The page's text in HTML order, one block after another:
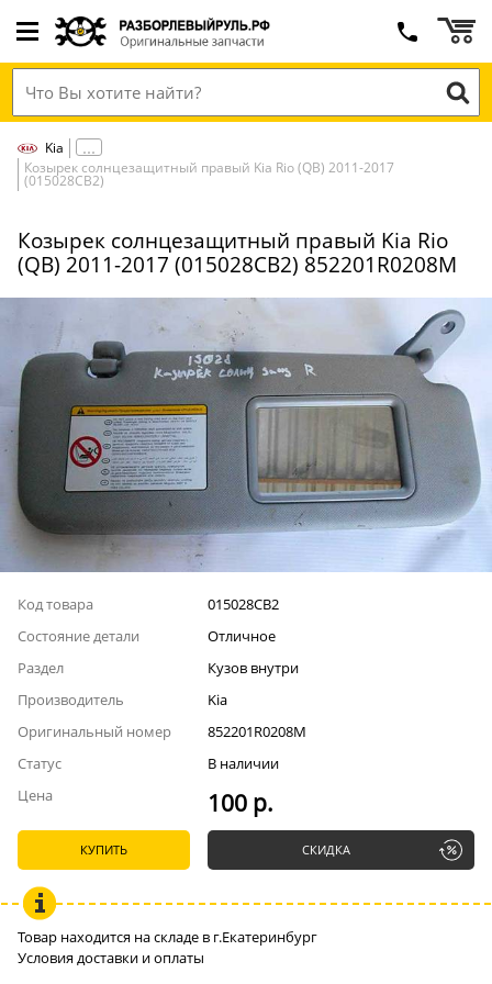
Kia
Козырек солнцезащитный правый Kia Rio (QB) 2011-2017
(015028СВ2)
Козырек солнцезащитный правый Kia Rio
(QB) 2011-2017 (015028СВ2) 852201R0208M
Код товара
015028СВ2
Состояние детали
Отличное
Раздел
Кузов внутри
Производитель
Kia
Оригинальный номер
852201R0208M
Статус
В наличии
Цена
100 р.
КУПИТЬ СКИДКА
Товар находится на складе в г.Екатеринбург
Условия доставки и оплаты